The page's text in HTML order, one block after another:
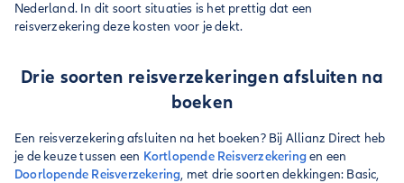
Nederland. In dit soort situaties is het prettig dat een
reisverzekering deze kosten voor je dekt.
Drie soorten reisverzekeringen afsluiten na
boeken
Een reisverzekering afsluiten na het boeken? Bij Allianz Direct heb
je de keuze tussen een Kortlopende Reisverzekeringen een
Doorlopende Reisverzekering, met drie soorten dekkingen: Basic,